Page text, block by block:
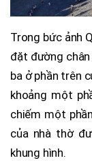
Trong bức ảnh
đặt đường
ba ở phần trên
khoảng một
chiếm một
của nhà thờ
khung hình.